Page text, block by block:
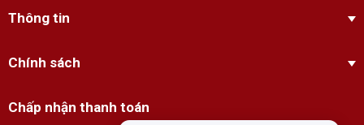
Thông tin
Chính sách
Chấp nhận thanh toán